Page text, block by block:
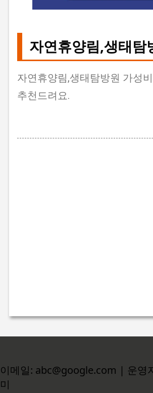
자연휴양림,생태탐
자연휴양림,생태탐방원 가성
추천드려요.
이메일: abc@google.com | 운영
미